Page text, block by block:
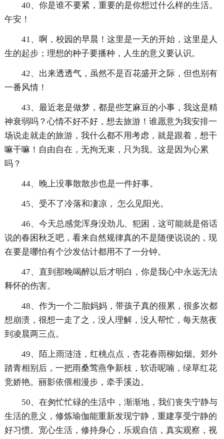
40、你是谁不要紧，重要的是你想过什么样的生活。
午安！
41、啊，校园的早晨！这里是一天的开始，这里是人
生的起步；理想的种子要播种，人生的意义要认识。
42、出来透透气，虽然不是百花盛开之际，但也别有
一番风情！
43、最近老是做梦，都是些芝麻豆的小事，我这是精
神衰弱吗？心情不好不好，想去旅游！谁愿意为我安排一
场说走就走的旅游，我什么都不用考虑，就是跟着，想干
嘛干嘛！自由自在，无拘无束，只为我。这是因为心累
吗？
44、晚上没事散散步也是一件好事。
45、受不了冷落和凄凉， 怎么见阳光。
46、今天总感觉浑身没劲儿、犯困，这可能就是俗话
说的春困秋乏吧，看来自然规律真的不是随便说说的，现
在要是哪怕有个沙发估计都用不了一分钟。
47、直到那晚喝醉以后才明白，你是我心中永远无法
释怀的伤害。
48、作为一个二胎妈妈，带孩子真的很累，很多次都
想崩溃，很想一走了之，没人理解，没人帮忙，每天熬夜
到凌晨两三点。
49、陌上雨涟涟，红桃点点，杏花春雨柳如烟。郊外
踏青相别后，一把雨桑莺燕争新枝，软语呢喃，绿草红花
竞娇艳。丽影依偎相漫步，牵手溪边。
50、在匆忙忙碌的生活中，渐渐地，我们丧失宁静与
生活的意义，修炼瑜伽能重新发现宁静，重建享受宁静的
好习惯。宽心生活，修持身心，乐观自信，真实观察，视